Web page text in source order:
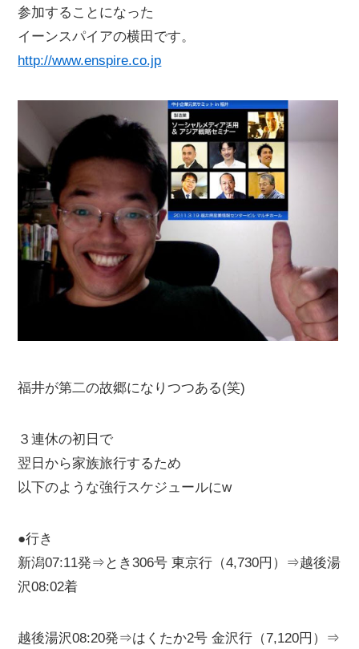
参加することになった
イーンスパイアの横田です。
http://www.enspire.co.jp
福井が第二の故郷になりつつある(笑)
３連休の初日で
翌日から家族旅行するため
以下のような強行スケジュールにw
●行き
新潟07:11発⇒とき306号 東京行（4,730円）⇒越後湯
沢08:02着
越後湯沢08:20発⇒はくたか2号 金沢行（7,120円）⇒